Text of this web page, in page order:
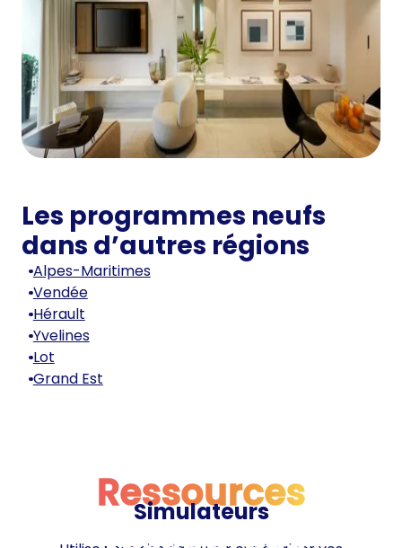
Les programmes neufs
dans d’autres régions
Alpes-Maritimes
Vendée
Hérault
Yvelines
Lot
Grand Est
Ressources
Simulateurs